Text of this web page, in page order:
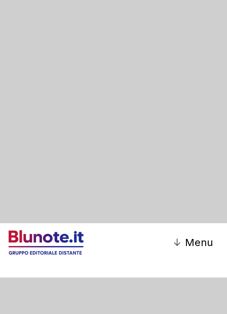
↓ Menu